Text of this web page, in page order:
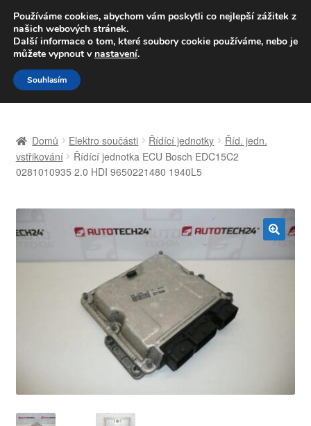
DOPRAVA od 139,-Kč
Volejte po-pá 9-16 704 494 494
Přeskočit
na
navigaci
Přejít
k
obsahu
Celosvětová doprava
Košík
Ochrana osobních údajů
Domů Elektro součásti Řídící jednotky
Říd. jedn.
vstřikování
Řídící jednotka ECU Bosch EDC15C2
0281010935 2.0 HDI 9650221480 1940L5
Používáme cookies, abychom vám poskytli co nejlepší zážitek z
našich webových stránek.
Další informace o tom, které soubory cookie používáme, nebo je
můžete vypnout v nastavení.
Souhlasím